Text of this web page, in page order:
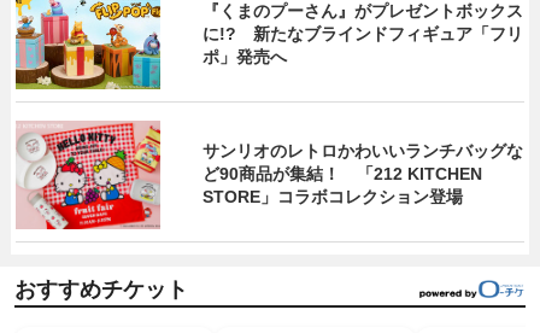
『くまのプーさん』がプレゼントボックス
に!? 新たなブラインドフィギュア「フリ
ポ」発売へ
サンリオのレトロかわいいランチバッグな
ど90商品が集結！ 「212 KITCHEN
STORE」コラボコレクション登場
おすすめチケット